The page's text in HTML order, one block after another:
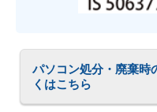
パソコン処分・廃棄時
くはこちら